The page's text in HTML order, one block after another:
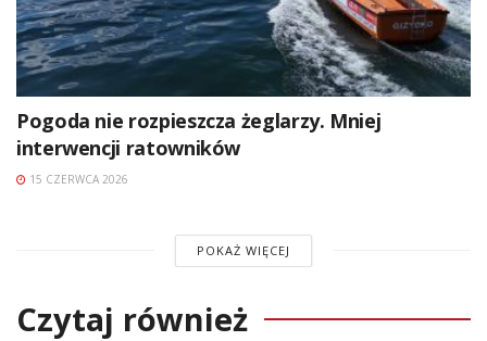
Pogoda nie rozpieszcza żeglarzy. Mniej
interwencji ratowników
15 CZERWCA 2026
POKAŻ WIĘCEJ
Czytaj również